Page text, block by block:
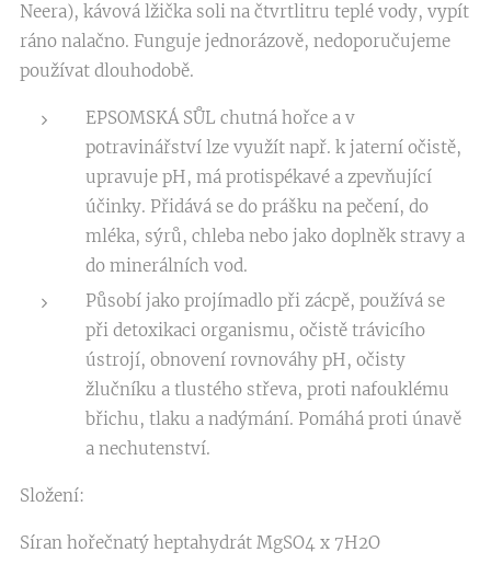
Neera), kávová lžička soli na čtvrtlitru teplé vody, vypít
ráno nalačno. Funguje jednorázově, nedoporučujeme
používat dlouhodobě.
EPSOMSKÁ SŮL chutná hořce a v
potravinářství lze využít např. k jaterní očistě,
upravuje pH, má protispékavé a zpevňující
účinky. Přidává se do prášku na pečení, do
mléka, sýrů, chleba nebo jako doplněk stravy a
do minerálních vod.
Působí jako projímadlo při zácpě, používá se
při detoxikaci organismu, očistě trávicího
ústrojí, obnovení rovnováhy pH, očisty
žlučníku a tlustého střeva, proti nafouklému
břichu, tlaku a nadýmání. Pomáhá proti únavě
a nechutenství.
Složení:
Síran hořečnatý heptahydrát MgSO4 x 7H2O